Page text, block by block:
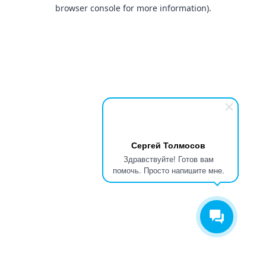
Сергей Толмосов
Здравствуйте! Готов вам
помочь. Просто напишите мне.
browser console for more information).